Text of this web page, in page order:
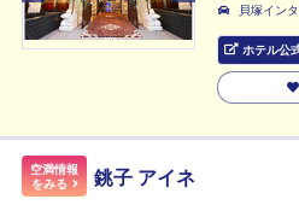
貝塚イン
ホテル公
空満情報
をみる
銚子 アイネ